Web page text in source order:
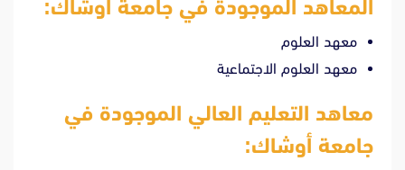
المعاهد الموجودة في جامعة أوشاك:
معهد العلوم
معهد العلوم الاجتماعية
معاهد التعليم العالي الموجودة في
جامعة أوشاك: